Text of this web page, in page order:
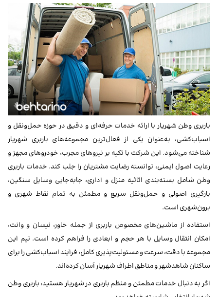
باربری وطن شهریار با ارائه خدمات حرفه‌ای و دقیق در حوزه حمل‌ونقل و
اسباب‌کشی، به‌عنوان یکی از فعال‌ترین مجموعه‌های باربری شهریار
شناخته می‌شود. این شرکت با تکیه بر نیروهای مجرب، خودروهای مجهز و
رعایت اصول ایمنی، توانسته رضایت مشتریان را جلب کند. خدمات باربری
وطن شامل بسته‌بندی اثاثیه منزل و اداری، جابه‌جایی وسایل سنگین،
بارگیری اصولی و حمل‌ونقل سریع و مطمئن به تمام نقاط شهری و
برون‌شهری است.
استفاده از ماشین‌های مخصوص باربری از جمله خاور، نیسان و وانت،
امکان انتقال وسایل با هر حجم و ابعادی را فراهم کرده است. تیم این
مجموعه با دقت، سرعت و مسئولیت‌پذیری کامل، فرآیند اسباب‌کشی را برای
ساکنان شاهدشهر و مناطق اطراف شهریار آسان کرده‌اند.
اگر به دنبال خدمات مطمئن و منظم باربری در شهریار هستید، باربری وطن